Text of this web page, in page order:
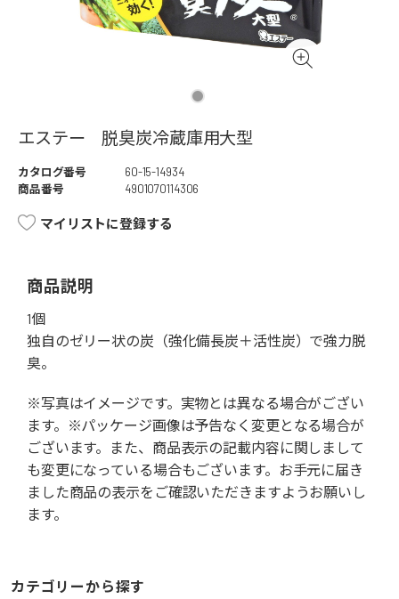
エステー 脱臭炭冷蔵庫用大型
カタログ番号
60-15-14934
商品番号
4901070114306
マイリストに登録する
商品説明
1個
独自のゼリー状の炭（強化備長炭＋活性炭）で強力脱
臭。
※写真はイメージです。実物とは異なる場合がござい
ます。※パッケージ画像は予告なく変更となる場合が
ございます。また、商品表示の記載内容に関しまして
も変更になっている場合もございます。お手元に届き
ました商品の表示をご確認いただきますようお願いし
ます。
カテゴリーから探す